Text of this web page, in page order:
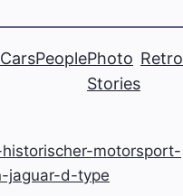
CarsPeoplePhoto
Stories